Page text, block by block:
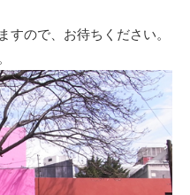
ので、お待ちください。